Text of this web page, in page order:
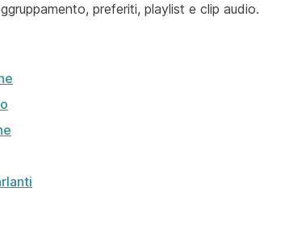
preferiti, playlist e clip audio.